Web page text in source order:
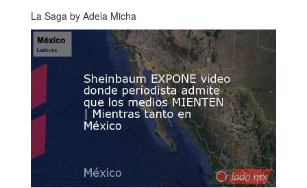
La Saga by Adela Micha